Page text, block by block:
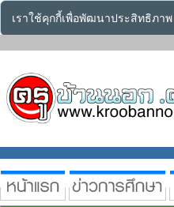
เราใช้คุกกี้เพื่อพัฒนาประสิทธิภา